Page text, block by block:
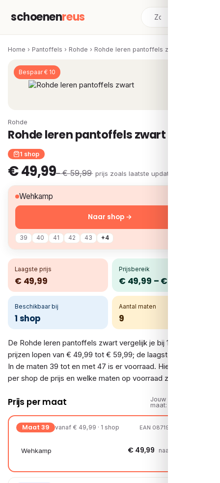
schoenenreus
Home › Pantoffels › Rohde › Rohde leren pantoffels zwart
Bespaar € 10
Rohde
Rohde leren pantoffels zwart
1 shop
€ 49,99– € 59,99· prijs zoals laatste update
Wehkamp
39 40 41 42 43 +4
Naar shop →
Laagste prijs
€ 49,99
Prijsbereik
€ 49,99 – € 59,99
Beschikbaar bij
1 shop
Aantal maten
9
De Rohde leren pantoffels zwart vergelijk je bij 1 shop. De
prijzen lopen van € 49,99 tot € 59,99; de laagste is € 49,99.
In de maten 39 tot en met 47 is er voorraad. Hieronder zie je
per shop de prijs en welke maten op voorraad zijn.
Prijs per maat
Jouw
maat:
Maat 39 vanaf € 49,99 · 1 shop EAN 08719448607604
Wehkamp € 49,99 naar shop →